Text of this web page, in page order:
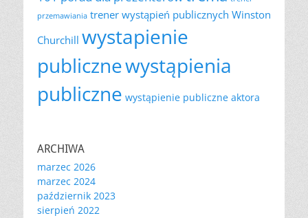
przemawiania trener wystąpień publicznych Winston
Churchill wystapienie
publicznewystąpienia
publiczne wystąpienie publiczne aktora
ARCHIWA
marzec 2026
marzec 2024
październik 2023
sierpień 2022